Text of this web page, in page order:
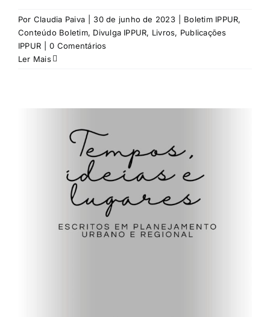
Por Claudia Paiva 30 de junho de 2023 Boletim IPPUR,
Conteúdo Boletim, Divulga IPPUR, Livros, Publicações
IPPUR
0 Comentários
Ler Mais